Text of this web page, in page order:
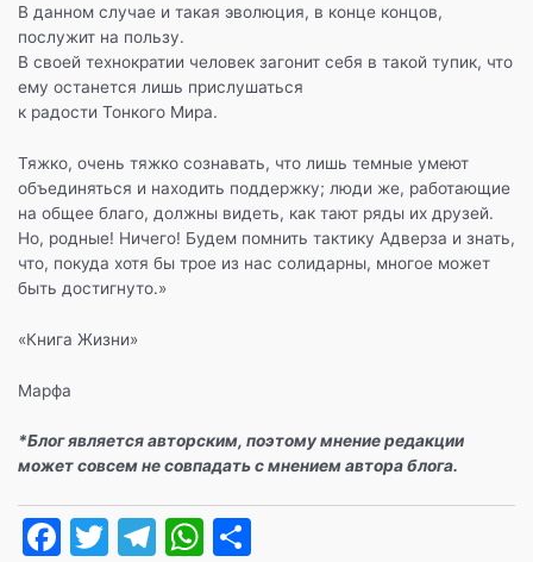
В данном случае и такая эволюция, в конце концов,
послужит на пользу.
В своей технократии человек загонит себя в такой тупик, что
ему останется лишь прислушаться
к радости Тонкого Мира.
Тяжко, очень тяжко сознавать, что лишь темные умеют
объединяться и находить поддержку; люди же, работающие
на общее благо, должны видеть, как тают ряды их друзей.
Но, родные! Ничего! Будем помнить тактику Адверза и знать,
что, покуда хотя бы трое из нас солидарны, многое может
быть достигнуто.»
«Книга Жизни»
Марфа
*Блог является авторским, поэтому мнение редакции
может совсем не совпадать с мнением автора блога.
F
T
T
W